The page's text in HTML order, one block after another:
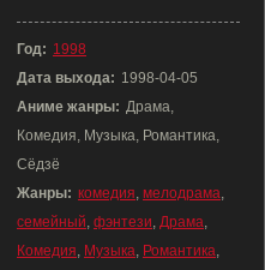
Год: 1998
Дата выхода: 1998-04-05
Аниме жанры: Драма,
Комедия, Музыка, Романтика,
Сёдзё
Жанры: комедия, мелодрама,
семейный, фэнтези, Драма,
Комедия, Музыка, Романтика,